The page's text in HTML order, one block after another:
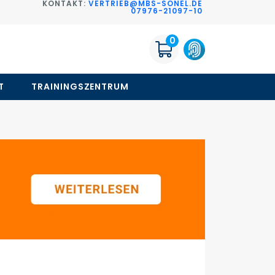
KONTAKT: VERTRIEB@MBS-SONEL.DE
07976-21097-10
0
TRAININGSZENTRUM